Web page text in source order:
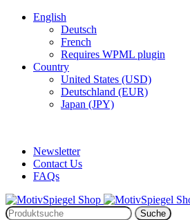
English
Deutsch
French
Requires WPML plugin
Country
United States (USD)
Deutschland (EUR)
Japan (JPY)
Newsletter
Contact Us
FAQs
Suche